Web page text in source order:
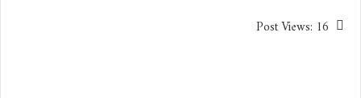
Post Views: 16